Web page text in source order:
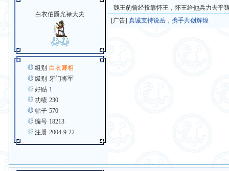
白衣伯爵光禄大夫
组别 白衣卿相
级别 牙门将军
好贴 1
功绩 230
帖子 570
编号 18213
注册 2004-9-22
魏王豹曾经投靠怀王，怀王给他兵力去平
[广告]真诚支持说岳，携手共创辉煌